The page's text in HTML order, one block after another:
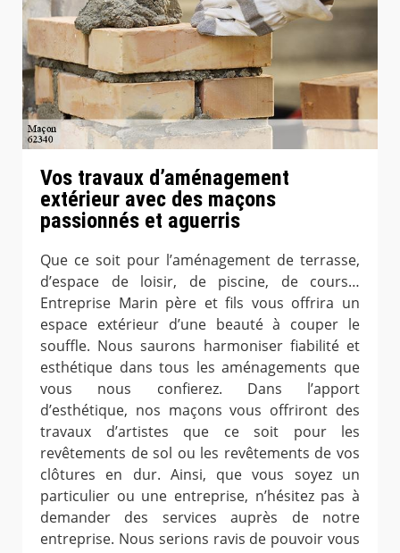
Vos travaux d’aménagement
extérieur avec des maçons
passionnés et aguerris
Que ce soit pour l’aménagement de terrasse,
d’espace de loisir, de piscine, de cours…
Entreprise Marin père et fils vous offrira un
espace extérieur d’une beauté à couper le
souffle. Nous saurons harmoniser fiabilité et
esthétique dans tous les aménagements que
vous nous confierez. Dans l’apport
d’esthétique, nos maçons vous offriront des
travaux d’artistes que ce soit pour les
revêtements de sol ou les revêtements de vos
clôtures en dur. Ainsi, que vous soyez un
particulier ou une entreprise, n’hésitez pas à
demander des services auprès de notre
entreprise. Nous serions ravis de pouvoir vous